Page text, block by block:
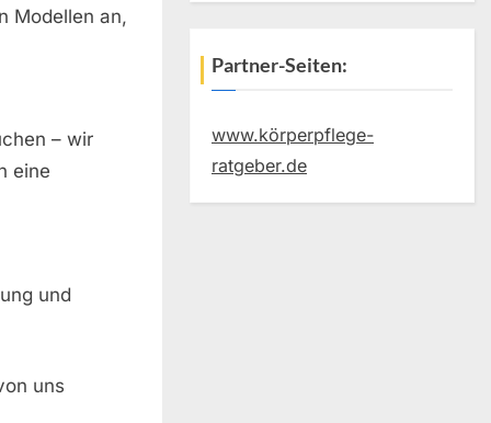
Modellen an,
– wir
eine
und
uns
Partner-Seiten:
www.körperpflege-
ratgeber.de